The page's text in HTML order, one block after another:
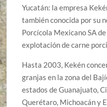
Yucatán: la empresa
también conocida por su
Porcícola Mexicano SA
explotación de carne
Hasta 2003, Kekén
granjas en la zona del
estados de Guanajuato,
Querétaro, Michoacán y